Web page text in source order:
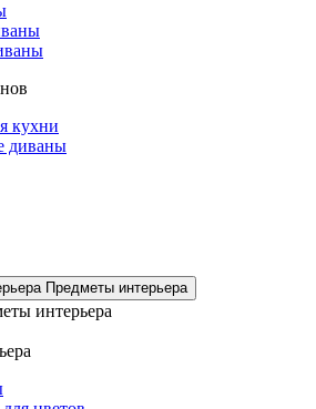
кухни
диваны
Предметы интерьера